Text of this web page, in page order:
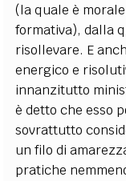
(la quale è
formativa), dalla
risollevare. E
energico e
innanzitutto
è detto che esso
sovrattutto
un filo di
pratiche